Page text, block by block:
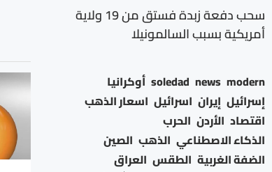
سحب دفعة زبدة فستق من 19 ولاية
أمريكية بسبب السالمونيلا
modern
news
soledad أوكرانيا
إسرائيل إيران اسرائيل اسعار الذهب
اقتصاد الأردن الحرب
الذكاء الاصطناعي الذهب الصين
الضفة الغربية الطقس العراق